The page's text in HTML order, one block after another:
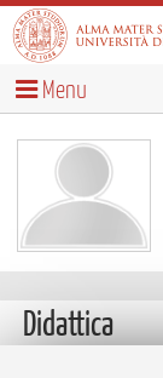
Menu
Didattica